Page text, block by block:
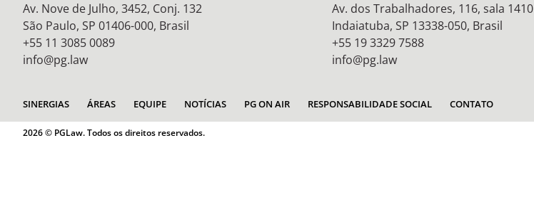
Av. Nove de Julho, 3452, Conj. 132
São Paulo, SP 01406-000, Brasil
+55 11 3085 0089
info@pg.law
Av. dos Trabalhadores, 116, sala 1410
Indaiatuba, SP 13338-050, Brasil
+55 19 3329 7588
info@pg.law
SINERGIAS ÁREAS EQUIPE NOTÍCIAS PG ON AIR RESPONSABILIDADE SOCIAL CONTATO
2026 © PGLaw. Todos os direitos reservados.